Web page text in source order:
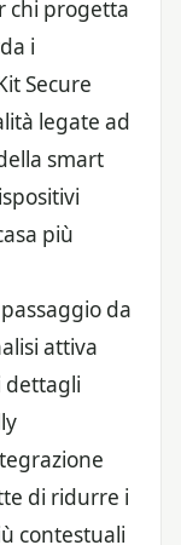
chi progetta
i
Secure
legate ad
smart
più
da
attiva
dettagli
di ridurre i
contestuali